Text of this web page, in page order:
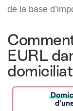
de la base
EURL